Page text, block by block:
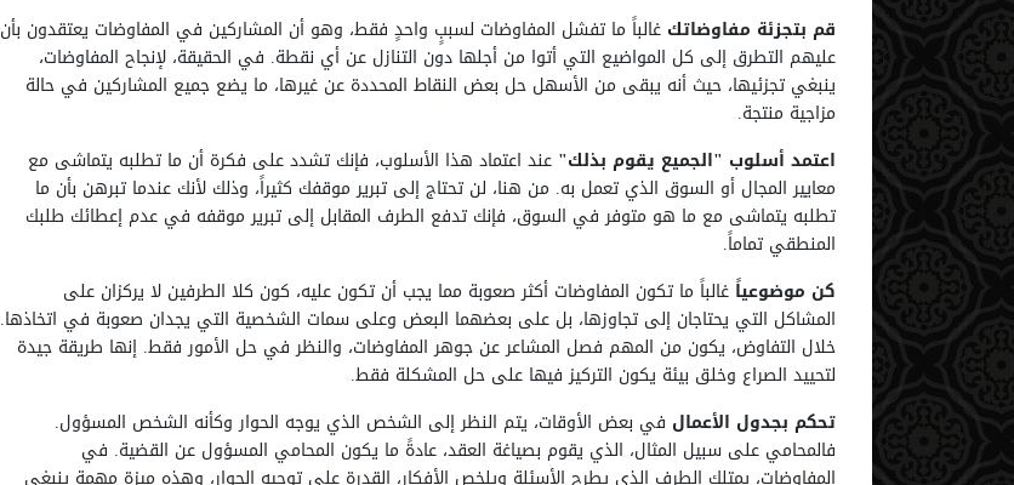
قم بتجزئة مفاوضاتك غالباً ما تفشل المفاوضات لسببٍ واحدٍ فقط، وهو أن المشاركين في المفاوضات يعتقدون بأن
عليهم التطرق إلى كل المواضيع التي أتوا من أجلها دون التنازل عن أي نقطة. في الحقيقة، لإنجاح المفاوضات،
ينبغي تجزئيها، حيث أنه يبقى من الأسهل حل بعض النقاط المحددة عن غيرها، ما يضع جميع المشاركين في حالة
مزاجية منتجة.
اعتمد أسلوب "الجميع يقوم بذلك" عند اعتماد هذا الأسلوب، فإنك تشدد على فكرة أن ما تطلبه يتماشى مع
معايير المجال أو السوق الذي تعمل به. من هنا، لن تحتاج إلى تبرير موقفك كثيراً، وذلك لأنك عندما تبرهن بأن ما
تطلبه يتماشى مع ما هو متوفر في السوق، فإنك تدفع الطرف المقابل إلى تبرير موقفه في عدم إعطائك طلبك
المنطقي تماماً.
كن موضوعياً غالباً ما تكون المفاوضات أكثر صعوبة مما يجب أن تكون عليه، كون كلا الطرفين لا يركزان على
المشاكل التي يحتاجان إلى تجاوزها، بل على بعضهما البعض وعلى سمات الشخصية التي يجدان صعوبة في اتخاذها.
خلال التفاوض، يكون من المهم فصل المشاعر عن جوهر المفاوضات، والنظر في حل الأمور فقط. إنها طريقة جيدة
لتحييد الصراع وخلق بيئة يكون التركيز فيها على حل المشكلة فقط.
تحكم بجدول الأعمال في بعض الأوقات، يتم النظر إلى الشخص الذي يوجه الحوار وكأنه الشخص المسؤول.
فالمحامي على سبيل المثال، الذي يقوم بصياغة العقد، عادةً ما يكون المحامي المسؤول عن القضية. في
المفاوضات، يمتلك الطرف الذي يطرح الأسئلة ويلخص الأفكار، القدرة على توجيه الحوار، وهذه ميزة مهمة ينبغي